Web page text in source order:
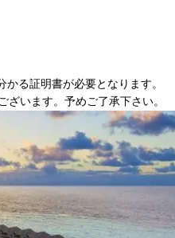
る証明書が必要となります。
います。予めご了承下さい。